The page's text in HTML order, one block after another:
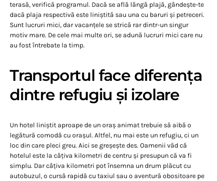
terasă, verifică programul. Dacă se află lângă plajă, gândește-te
dacă plaja respectivă este liniștită sau una cu baruri și petreceri.
Sunt lucruri mici, dar vacanțele se strică rar dintr-un singur
motiv mare. De cele mai multe ori, se adună lucruri mici care nu
au fost întrebate la timp.
Transportul face diferența
dintre refugiu și izolare
Un hotel liniștit aproape de un oraș animat trebuie să aibă o
legătură comodă cu orașul. Altfel, nu mai este un refugiu, ci un
loc din care pleci greu. Aici se greșește des. Oamenii văd că
hotelul este la câțiva kilometri de centru și presupun că va fi
simplu. Dar câțiva kilometri pot însemna un drum plăcut cu
autobuzul, o cursă rapidă cu taxiul sau o aventură obositoare pe